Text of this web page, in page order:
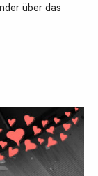
über das